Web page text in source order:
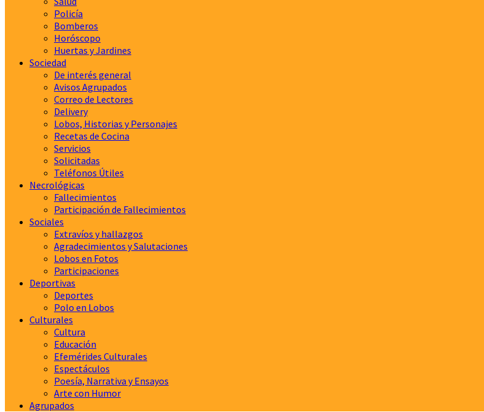
Policía
Bomberos
Horóscopo
Huertas y Jardines
Sociedad
De interés general
Avisos Agrupados
Correo de Lectores
Delivery
Lobos, Historias y Personajes
Recetas de Cocina
Servicios
Solicitadas
Teléfonos Útiles
Necrológicas
Fallecimientos
Participación de Fallecimientos
Sociales
Extravíos y hallazgos
Agradecimientos y Salutaciones
Lobos en Fotos
Participaciones
Deportivas
Deportes
Polo en Lobos
Culturales
Cultura
Educación
Efemérides Culturales
Espectáculos
Poesía, Narrativa y Ensayos
Arte con Humor
Agrupados